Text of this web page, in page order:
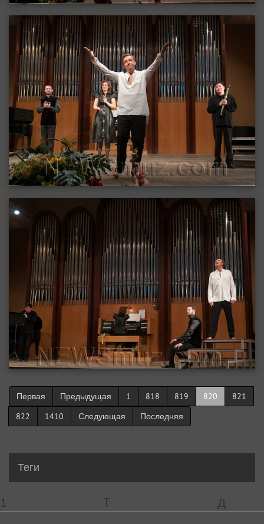
Первая Предыдущая 1 818 819 820
821
822
1410 Следующая Последняя
Теги
1 T Д